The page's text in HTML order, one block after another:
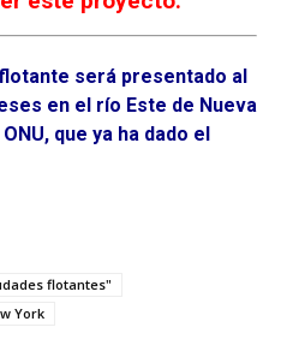
será presentado al
en el río Este de Nueva
que ya ha dado el
flotantes"
York